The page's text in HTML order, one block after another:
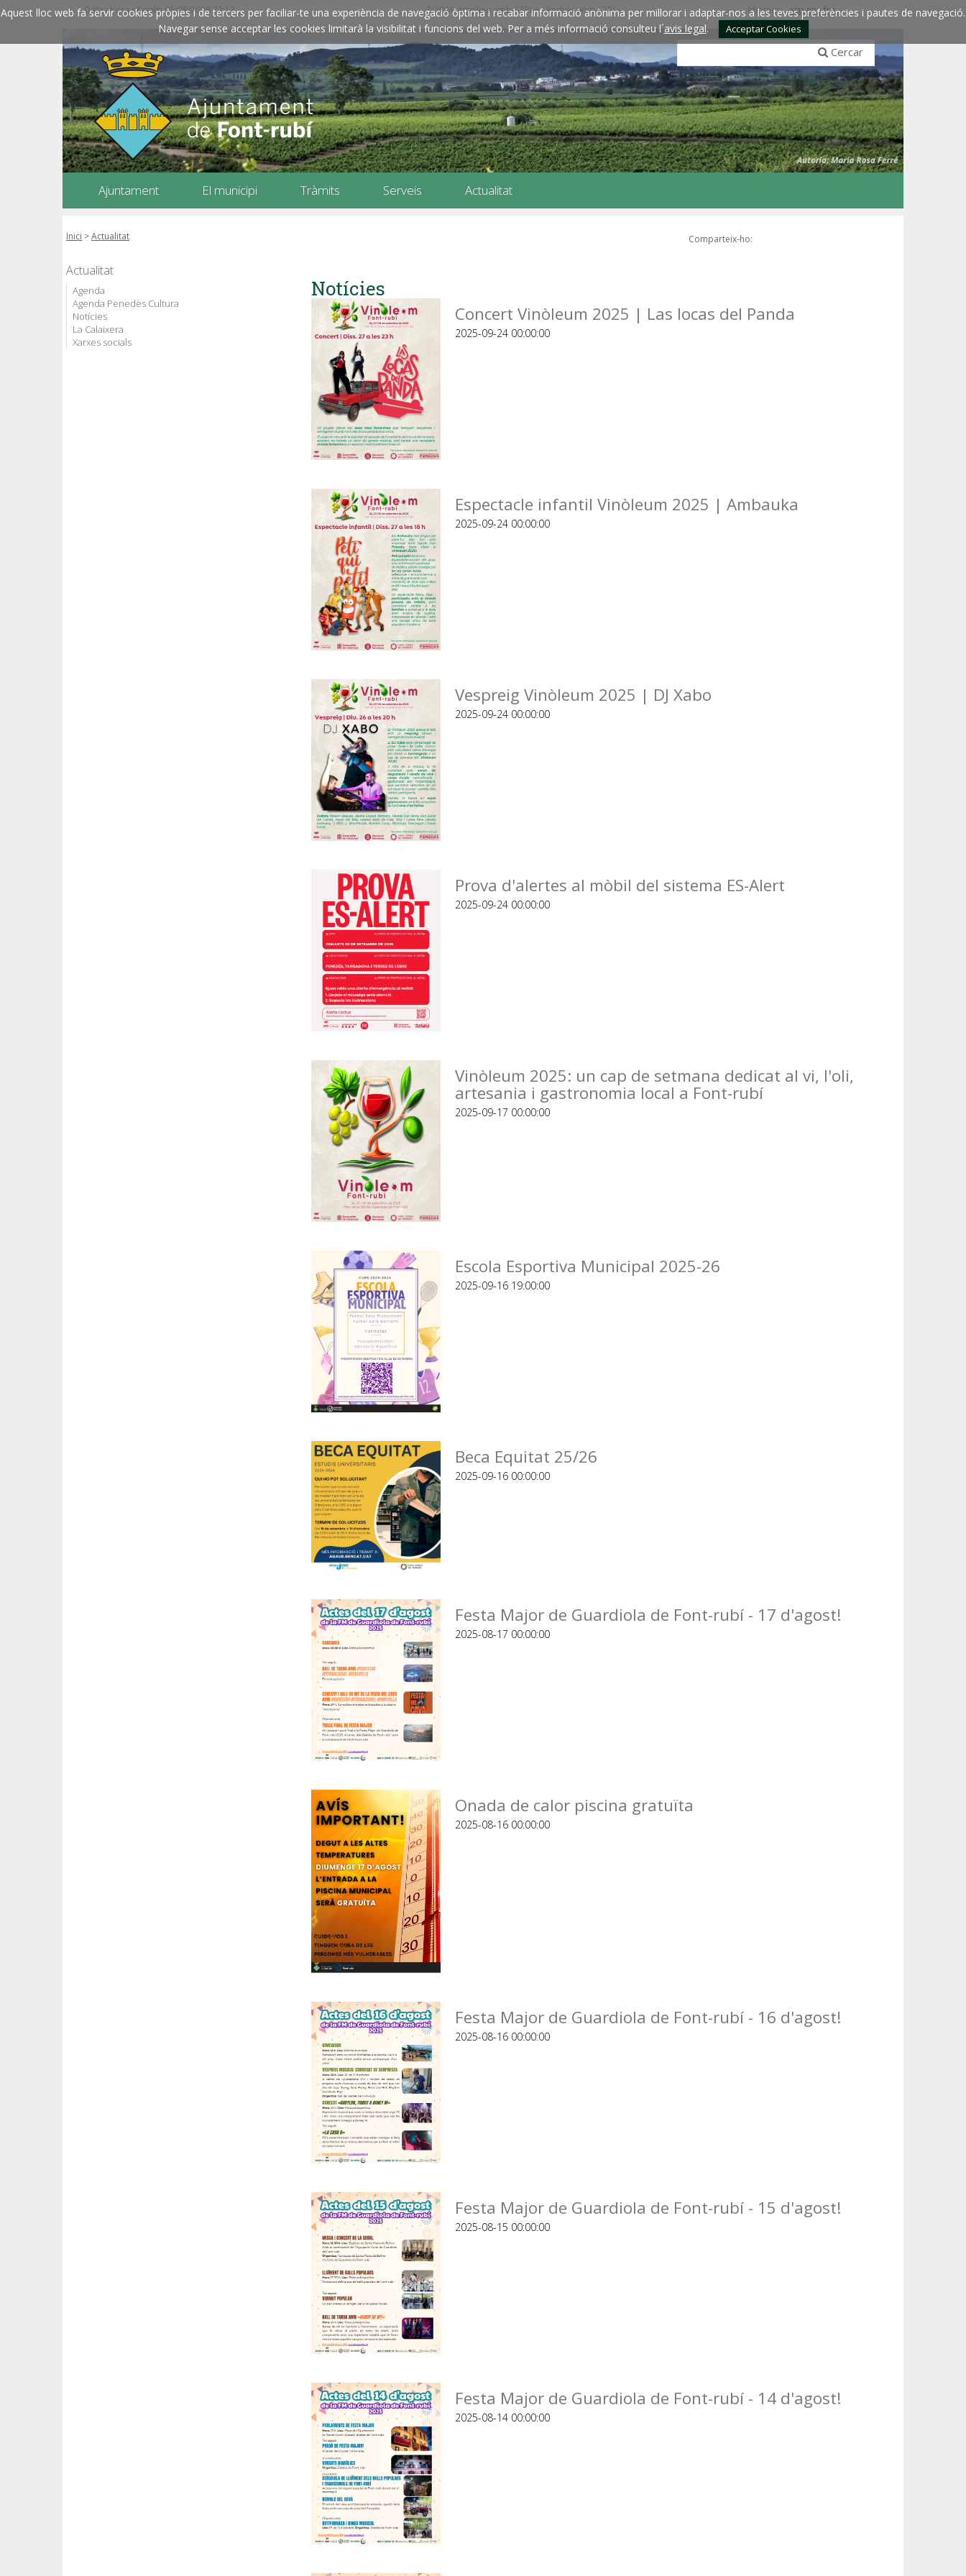
Aquest lloc web fa servir cookies pròpies i de tercers per faciliar-te una experiència de navegació òptima i recabar informació anònima per millorar i adaptar-nos a les teves preferències i pautes de navegació.
Navegar sense acceptar les cookies limitarà la visibilitat i funcions del web. Per a més informació consulteu l´avis legal. Acceptar Cookies
Data i hora oficials: 06/08/2026 22:13 ZOOM: Amplieu amb CTRL+ / Reduïu amb CTRL- Idiomes:esp engfra
Cercar
Ajuntament El municipi Tràmits Serveis Actualitat
Inici >Actualitat Comparteix-ho:
Actualitat
Agenda
Agenda Penedès Cultura
Notícies
La Calaixera
Xarxes socials
Notícies
Concert Vinòleum 2025 | Las locas del Panda
2025-09-24 00:00:00
Espectacle infantil Vinòleum 2025 | Ambauka
2025-09-24 00:00:00
Vespreig Vinòleum 2025 | DJ Xabo
2025-09-24 00:00:00
Prova d'alertes al mòbil del sistema ES-Alert
2025-09-24 00:00:00
Vinòleum 2025: un cap de setmana dedicat al vi, l'oli,
artesania i gastronomia local a Font-rubí
2025-09-17 00:00:00
Escola Esportiva Municipal 2025-26
2025-09-16 19:00:00
Beca Equitat 25/26
2025-09-16 00:00:00
Festa Major de Guardiola de Font-rubí - 17 d'agost!
2025-08-17 00:00:00
Onada de calor piscina gratuïta
2025-08-16 00:00:00
Festa Major de Guardiola de Font-rubí - 16 d'agost!
2025-08-16 00:00:00
Festa Major de Guardiola de Font-rubí - 15 d'agost!
2025-08-15 00:00:00
Festa Major de Guardiola de Font-rubí - 14 d'agost!
2025-08-14 00:00:00